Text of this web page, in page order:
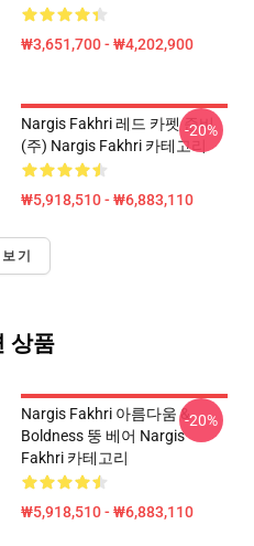
₩3,651,700 - ₩4,202,900
Nargis Fakhri 레드 카펫 준비
(주) Nargis Fakhri 카테고리
₩5,918,510 - ₩6,883,110
-20%
기
상품
Nargis Fakhri 아름다움 &
Boldness 뚱 베어 Nargis
Fakhri 카테고리
₩5,918,510 - ₩6,883,110
-20%